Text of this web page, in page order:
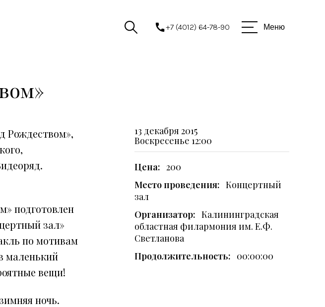
+7 (4012) 64-78-90 Меню
Рождеством»,
подготовлен
зал»
по мотивам
маленький
вещи!
ночь.
13 декабря 2015
Воскресенье 12:00
Цена: 200
Место проведения: Концертный
зал
Организатор: Калининградская
областная филармония им. Е.Ф.
Светланова
Продолжительность: 00:00:00